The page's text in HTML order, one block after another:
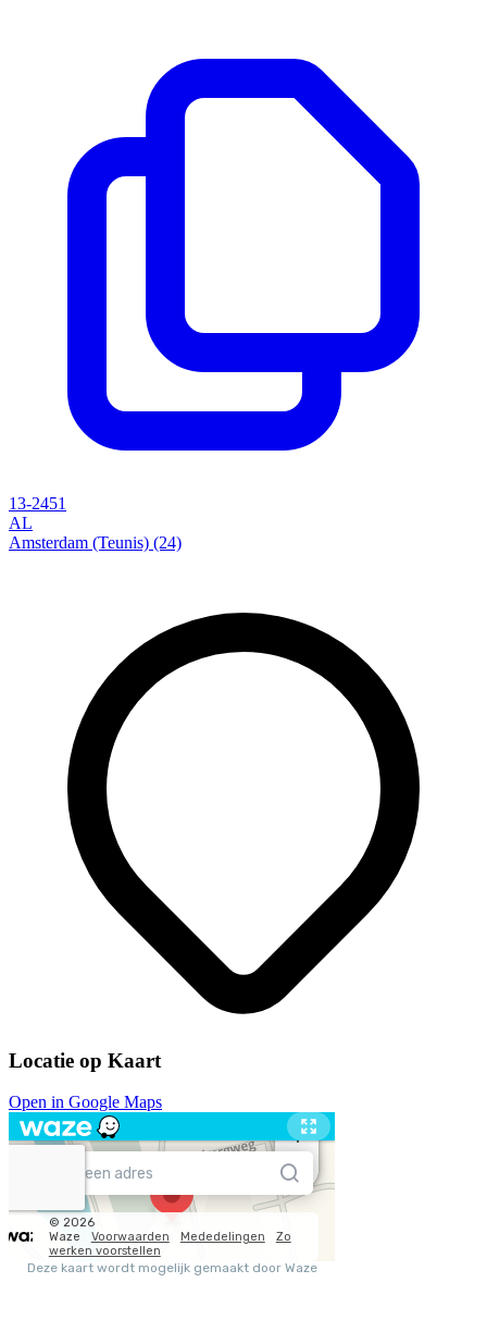
13-2451
AL
Amsterdam (Teunis) (24)
Locatie op Kaart
Open in Google Maps